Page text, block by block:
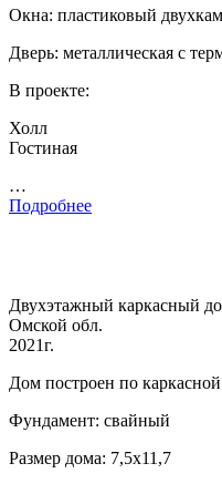
Окна: пластиковый
Дверь: металлическая с
В проекте:
Холл
Гостиная
…
Подробнее
Двухэтажный каркасный
Омской обл.
2021г.
Дом построен по
Фундамент: свайный
Размер дома: 7,5х11,7